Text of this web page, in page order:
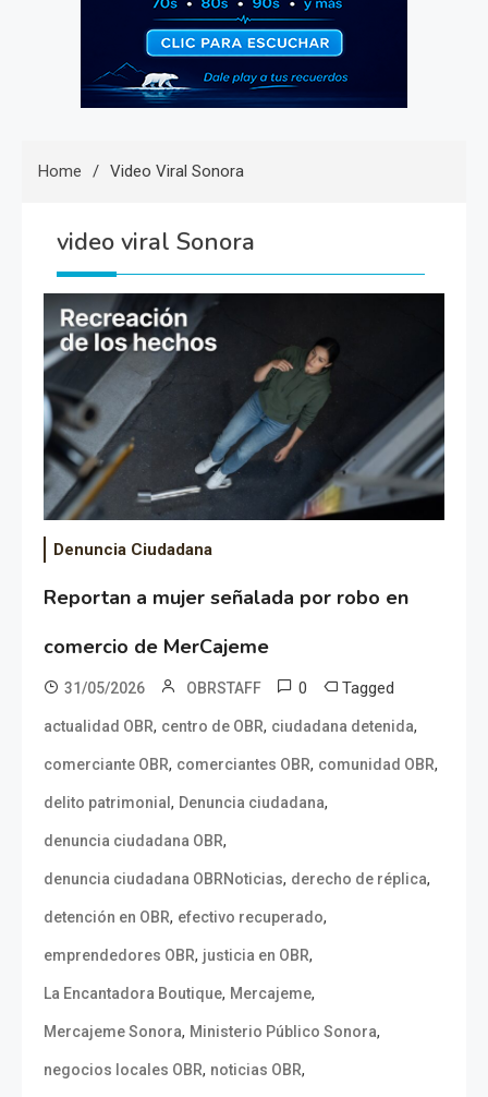
Home Video Viral Sonora
video viral Sonora
Denuncia Ciudadana
Reportan a mujer señalada por robo en
comercio de MerCajeme
31/05/2026 OBRSTAFF 0 Tagged
actualidad OBR, centro de OBR, ciudadana detenida,
comerciante OBR, comerciantes OBR, comunidad OBR,
delito patrimonial , Denuncia ciudadana,
denuncia ciudadana OBR,
denuncia ciudadana OBRNoticias, derecho de réplica,
detención en OBR, efectivo recuperado,
emprendedores OBR, justicia en OBR,
La Encantadora Boutique, Mercajeme,
Mercajeme Sonora, Ministerio Público Sonora,
negocios locales OBR, noticias OBR,